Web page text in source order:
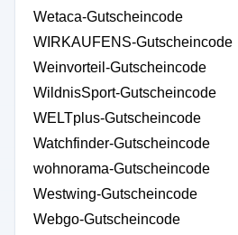
Wetaca-Gutscheincode
WIRKAUFENS-Gutscheincode
Weinvorteil-Gutscheincode
WildnisSport-Gutscheincode
WELTplus-Gutscheincode
Watchfinder-Gutscheincode
wohnorama-Gutscheincode
Westwing-Gutscheincode
Webgo-Gutscheincode